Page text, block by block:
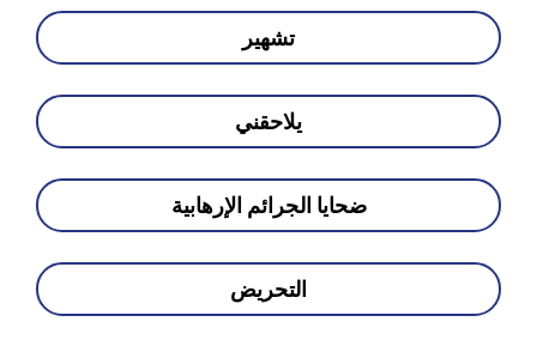
تشهير
يلاحقني
ضحايا الجرائم الإرهابية
التحريض